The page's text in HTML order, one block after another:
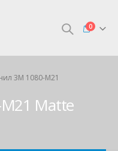
0
3M 1080-M21
Matte